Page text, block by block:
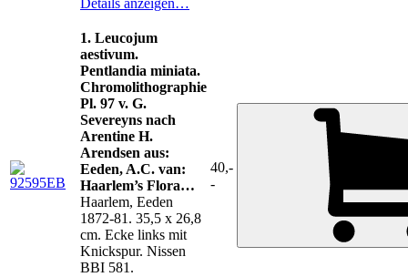
Details anzeigen…
1. Leucojum
aestivum.
Pentlandia miniata.
Chromolithographie
Pl. 97 v. G.
Severeyns nach
Arentine H.
Arendsen aus:
Eeden, A.C. van:
Haarlem’s Flora…
Haarlem, Eeden
1872-81. 35,5 x 26,8
cm. Ecke links mit
Knickspur. Nissen
BBI 581.
40,-
-